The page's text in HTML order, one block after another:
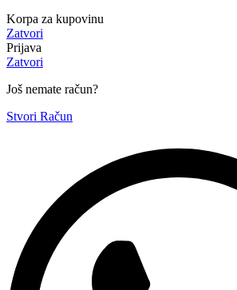
Korpa za kupovinu
Zatvori
Prijava
Zatvori
Još nemate račun?
Stvori Račun